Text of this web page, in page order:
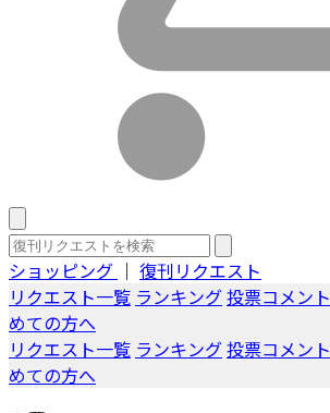
ショッピング ｜ 復刊リクエスト
リクエスト一覧 ランキング投票コメント
めての方へ
リクエスト一覧 ランキング投票コメント
めての方へ